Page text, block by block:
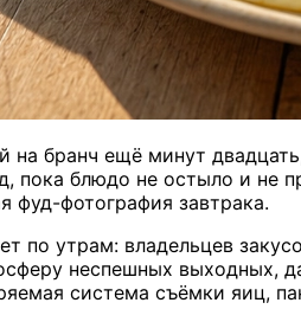
на бранч ещё минут
пока блюдо не остыло и
фуд-фотография завтрака.
по утрам: владельцев
неспешных выходных,
система съёмки яиц,